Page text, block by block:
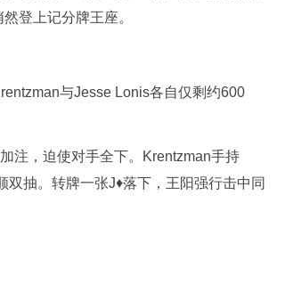
登上记分牌王座。
与Jesse Lonis各自仅剩约600
注，迫使对手全下。Krentzman手持
抽。转牌一张J♦落下，王阳强行击中同